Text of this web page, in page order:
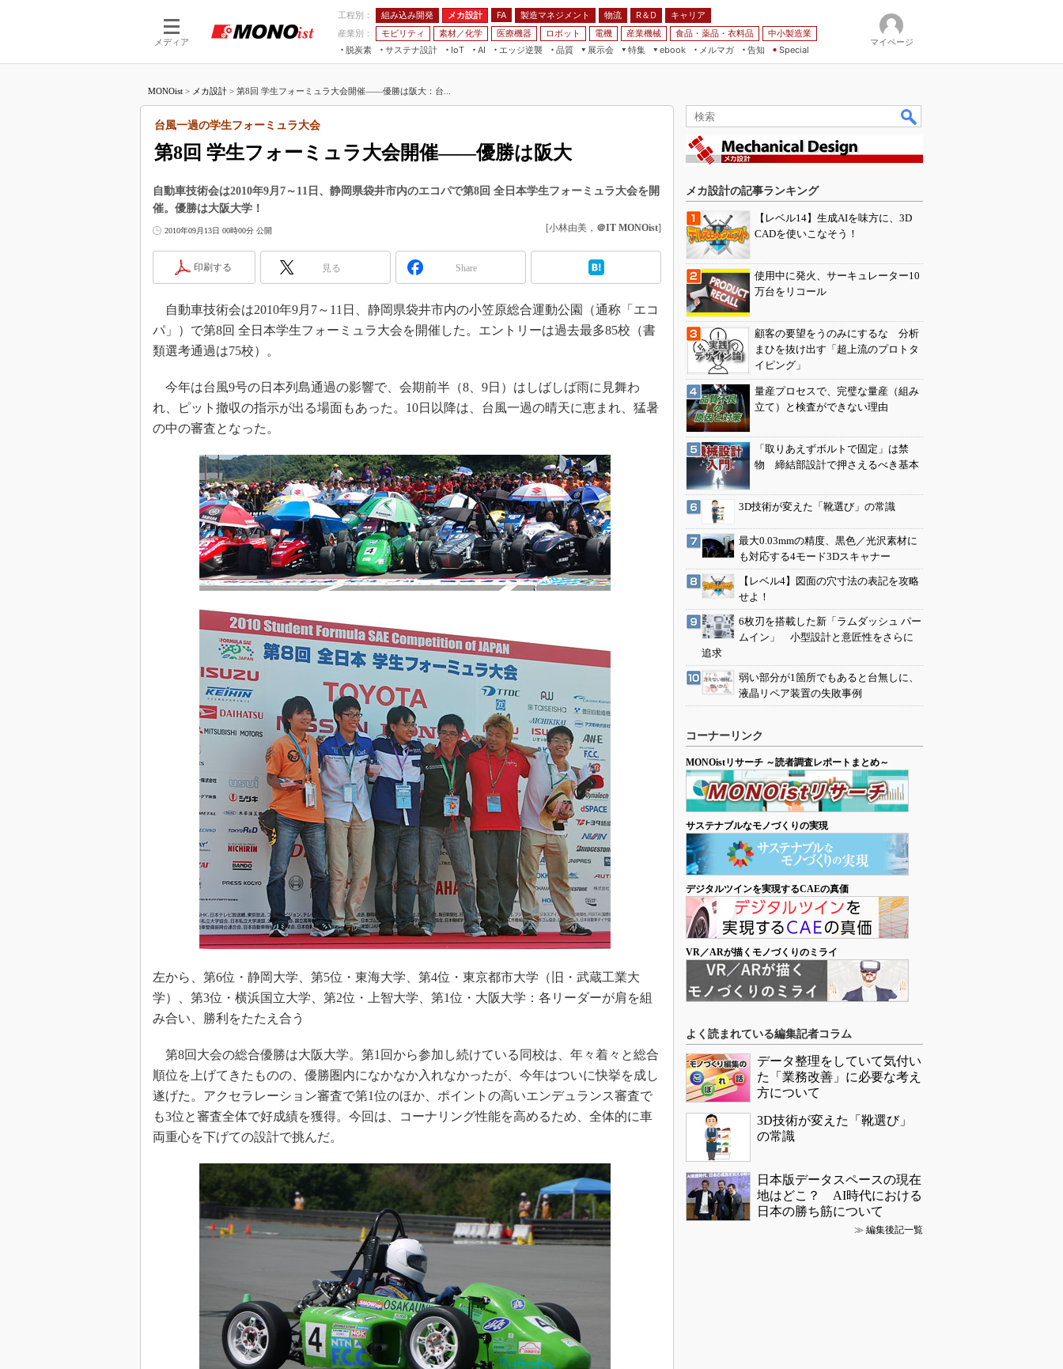
メディア
工程別： 組み込み開発 メカ設計 FA 製造マネジメント 物流 R＆D
キャリア
産業別：
モビリティ 素材／化学 医療機器 ロボット 電機 産業機械 食品・薬品・衣料品
中小製造業
脱炭素
サステナ設計
IoT
つながる工場
つながるサービス
AI
AI×設備保全
エッジ逆襲 品質
展示会
JIMTOF
IIFES
人テク展
スマート工場EXPO
特集
VR／AR
フィールドサービス
FPGA
車載ソフト開発
ISO26262
無償設計ツール
デジタルツインとCAE
S＆OP
イノベーション
製造業ビッグデータ
メイドインジャパン
植物工場
知財マネジメント
海外生産
新型コロナへの対応
ebook
FA
モビリティ
素材／化学
メルマガ
告知 Special
マイページ
MONOist > メカ設計 > 第8回 学生フォーミュラ大会開催――優勝は阪大：台...
第8回 学生フォーミュラ大会開催――優勝は阪大
台風一過の学生フォーミュラ大会
自動車技術会は2010年9月7～11日、静岡県袋井市内のエコパで第8回 全日本学生フォーミュラ大会を開
催。優勝は大阪大学！
2010年09月13日 00時00分 公開 [小林由美， ＠IT MONOist]
印刷する 見る Share
自動車技術会は2010年9月7～11日、静岡県袋井市内の小笠原総合運動公園（通称「エコ
パ」）で第8回 全日本学生フォーミュラ大会を開催した。エントリーは過去最多85校（書
類選考通過は75校）。
今年は台風9号の日本列島通過の影響で、会期前半（8、9日）はしばしば雨に見舞わ
れ、ピット撤収の指示が出る場面もあった。10日以降は、台風一過の晴天に恵まれ、猛暑
の中の審査となった。
左から、第6位・静岡大学、第5位・東海大学、第4位・東京都市大学（旧・武蔵工業大
学）、第3位・横浜国立大学、第2位・上智大学、第1位・大阪大学：各リーダーが肩を組
み合い、勝利をたたえ合う
第8回大会の総合優勝は大阪大学。第1回から参加し続けている同校は、年々着々と総合
順位を上げてきたものの、優勝圏内になかなか入れなかったが、今年はついに快挙を成し
遂げた。アクセラレーション審査で第1位のほか、ポイントの高いエンデュランス審査で
も3位と審査全体で好成績を獲得。今回は、コーナリング性能を高めるため、全体的に車
両重心を下げての設計で挑んだ。
メカ設計の記事ランキング
【レベル14】生成AIを味方に、3D
CADを使いこなそう！
使用中に発火、サーキュレーター10
万台をリコール
顧客の要望をうのみにするな 分析
まひを抜け出す「超上流のプロトタ
イピング」
量産プロセスで、完璧な量産（組み
立て）と検査ができない理由
「取りあえずボルトで固定」は禁
物 締結部設計で押さえるべき基本
3D技術が変えた「靴選び」の常識
最大0.03mmの精度、黒色／光沢素材に
も対応する4モード3Dスキャナー
【レベル4】図面の穴寸法の表記を攻略
せよ！
6枚刃を搭載した新「ラムダッシュ パー
ムイン」 小型設計と意匠性をさらに
追求
弱い部分が1箇所でもあると台無しに、
液晶リペア装置の失敗事例
コーナーリンク
MONOistリサーチ ～読者調査レポートまとめ～
サステナブルなモノづくりの実現
デジタルツインを実現するCAEの真価
VR／ARが描くモノづくりのミライ
よく読まれている編集記者コラム
データ整理をしていて気付い
た「業務改善」に必要な考え
方について
3D技術が変えた「靴選び」
の常識
日本版データスペースの現在
地はどこ？ AI時代における
日本の勝ち筋について
≫ 編集後記一覧